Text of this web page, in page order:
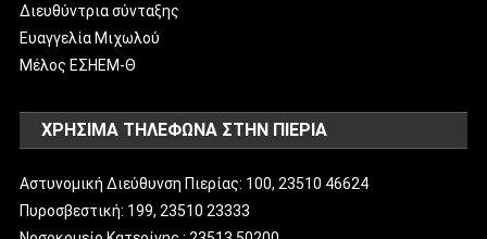
Διευθύντρια σύνταξης
Ευαγγελία Μιχωλού
Μέλος ΕΣΗΕΜ-Θ
ΧΡΗΣΙΜΑ ΤΗΛΕΦΩΝΑ ΣΤΗΝ ΠΙΕΡΙΑ
Αστυνομική Διεύθυνση Πιερίας: 100, 23510 46624
Πυροσβεστική: 199, 23510 23333